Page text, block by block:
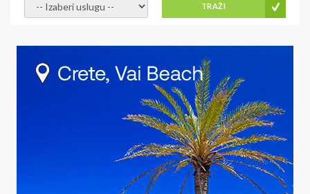
- Izaberite uslugu - TRAŽI